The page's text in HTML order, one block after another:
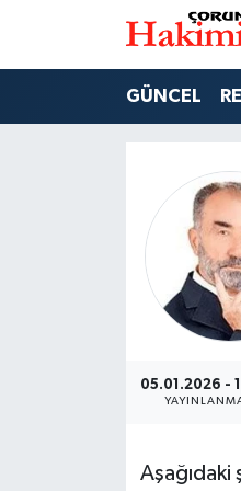
GÜNCEL
05.01.2026 -
Nöbetçi Eczaneler
Çorum Namaz
Trafik Durumu
Süper Lig Puan
Haber Arşivi